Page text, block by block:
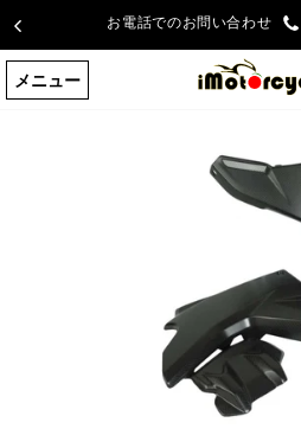
テ
ン
お電話でのお問い合わせ
メニュー